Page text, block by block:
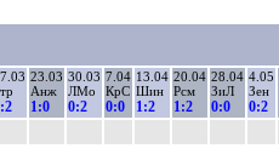
23.03
Анж
1:0
30.03
ЛМо
0:2
7.04
КрС
0:0
13.04
Шин
1:2
20.04
Рсм
1:2
28.04
ЗиЛ
0:0
4.05
Зен
0:2